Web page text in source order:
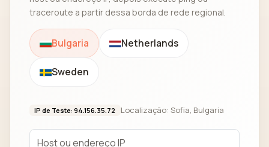
traceroute a partir dessa borda de rede regional.
Bulgaria Netherlands
Sweden
IP de Teste: 94.156.35.72 Localização: Sofia, Bulgaria